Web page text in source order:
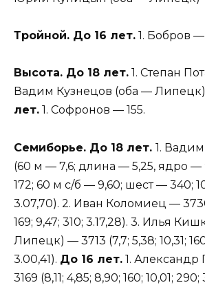
Тройной. До 16 лет. 1. Бобров —
Высота. До 18 лет. 1. Степан
Вадим Кузнецов (оба — Липецк)
лет. 1. Софронов — 155.
Семиборье. До 18 лет. 1.
(60 м — 7,6; длина — 5,25, ядро —
172; 60 м с/б — 9,60; шест — 340;
3.07,70). 2. Иван Коломиец — 3730
169; 9,47; 310; 3.17,28). 3. Илья
Липецк) — 3713 (7,7; 5,38; 10,31;
3.00,41). До 16 лет. 1. Александр
3169 (8,11; 4,85; 8,90; 160; 10,01; 290;